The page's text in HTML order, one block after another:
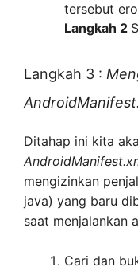
TabHost th
i = new
ts =
Kedua.class);
tersebut
Langkah 2
Langkah 3 :
Ditahap ini kita
mengizinkan
java) yang baru
saat menjalankan
Cari dan